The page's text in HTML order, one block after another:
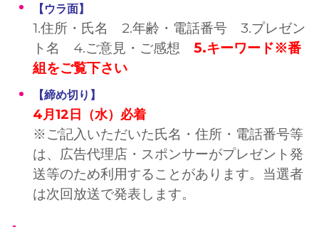
【ウラ面】
1.住所・氏名 2.年齢・電話番号 3.プレゼン
ト名 4.ご意見・ご感想5.キーワード※番
組をご覧下さい
【締め切り】
4月12日（水）必着
※ご記入いただいた氏名・住所・電話番号等
は、広告代理店・スポンサーがプレゼント発
送等のため利用することがあります。当選者
は次回放送で発表します。